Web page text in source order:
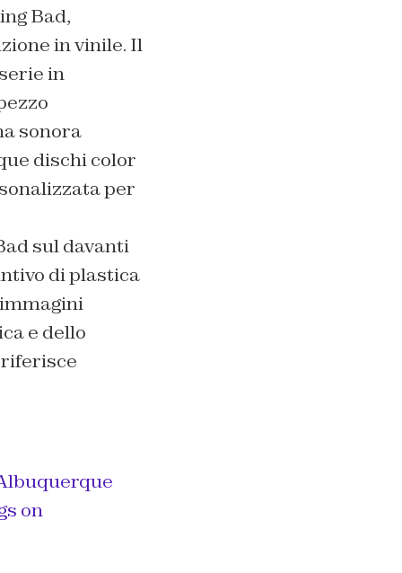
Bad,
in vinile. Il
in
sonora
dischi color
per
sul davanti
di plastica
e dello
riferisce
on